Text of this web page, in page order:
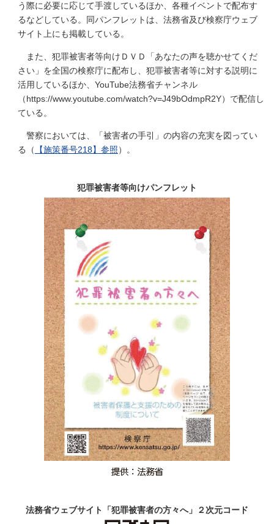
う際に必要に応じて手渡しているほか、各種イベントで配布す
るなどしている。同パンフレットは、法務省及び検察庁ウェブ
サイト上にも掲載している。
また、犯罪被害者等向けＤＶＤ「あなたの声を聴かせてくだ
さい」を全国の検察庁に配布し、犯罪被害者等に対する説明に
活用しているほか、YouTube法務省チャンネル
（https://www.youtube.com/watch?v=J49bOdmpR2Y）で配信し
ている。
警察においては、「被害者の手引」の内容の充実を図ってい
る（
【施策番号218】参照 ）。
犯罪被害者等向けパンフレット
法務省ウェブサイト「犯罪被害者の方々へ」２次元コード